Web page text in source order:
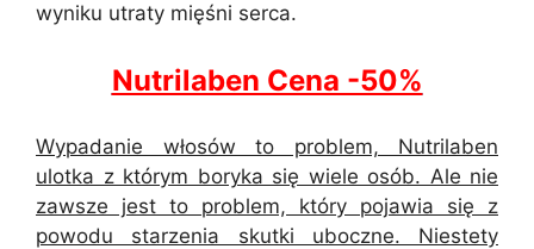
wyniku utraty mięśni serca.
Nutrilaben Cena -50%
Wypadanie włosów to problem, Nutrilaben
ulotka z którym boryka się wiele osób. Ale nie
zawsze jest to problem, który pojawia się z
powodu starzenia skutki uboczne. Niestety